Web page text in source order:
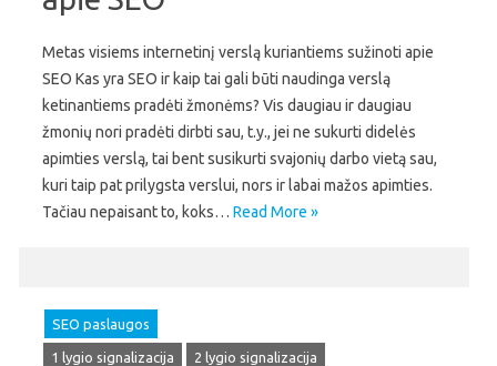
Metas visiems internetinį verslą kuriantiems sužinoti apie
SEO Kas yra SEO ir kaip tai gali būti naudinga verslą
ketinantiems pradėti žmonėms? Vis daugiau ir daugiau
žmonių nori pradėti dirbti sau, t.y., jei ne sukurti didelės
apimties verslą, tai bent susikurti svajonių darbo vietą sau,
kuri taip pat prilygsta verslui, nors ir labai mažos apimties.
Tačiau nepaisant to, koks… Read More »
SEO paslaugos
1 lygio signalizacija
2 lygio signalizacija